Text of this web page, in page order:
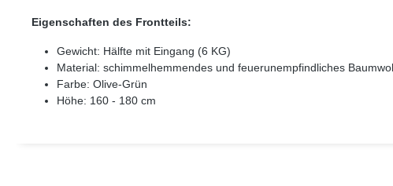
Eigenschaften des Frontteils:
Gewicht: Hälfte mit Eingang (6 KG)
Material: schimmelhemmendes und feuerunempfindliches
Farbe: Olive-Grün
Höhe: 160 - 180 cm